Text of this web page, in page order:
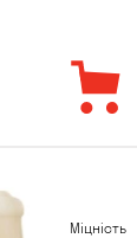
Міцність